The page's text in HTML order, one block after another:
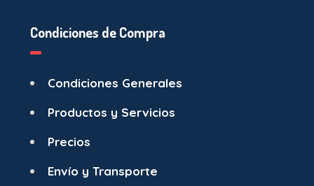
Condiciones de Compra
Condiciones Generales
Productos y Servicios
Precios
Envío y Transporte